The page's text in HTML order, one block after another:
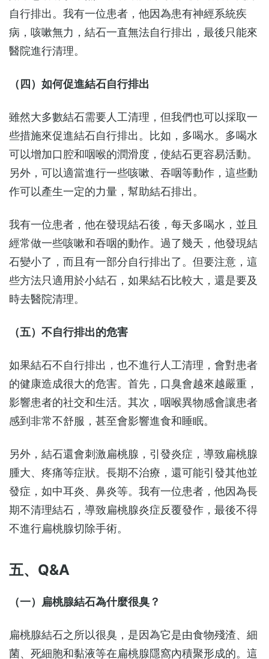
自行排出。我有一位患者，他因為患有神經系統疾
病，咳嗽無力，結石一直無法自行排出，最後只能來
醫院進行清理。
（四）如何促進結石自行排出
雖然大多數結石需要人工清理，但我們也可以採取一
些措施來促進結石自行排出。比如，多喝水。多喝水
可以增加口腔和咽喉的潤滑度，使結石更容易活動。
另外，可以適當進行一些咳嗽、吞咽等動作，這些動
作可以產生一定的力量，幫助結石排出。
我有一位患者，他在發現結石後，每天多喝水，並且
經常做一些咳嗽和吞咽的動作。過了幾天，他發現結
石變小了，而且有一部分自行排出了。但要注意，這
些方法只適用於小結石，如果結石比較大，還是要及
時去醫院清理。
（五）不自行排出的危害
如果結石不自行排出，也不進行人工清理，會對患者
的健康造成很大的危害。首先，口臭會越來越嚴重，
影響患者的社交和生活。其次，咽喉異物感會讓患者
感到非常不舒服，甚至會影響進食和睡眠。
另外，結石還會刺激扁桃腺，引發炎症，導致扁桃腺
腫大、疼痛等症狀。長期不治療，還可能引發其他並
發症，如中耳炎、鼻炎等。我有一位患者，他因為長
期不清理結石，導致扁桃腺炎症反覆發作，最後不得
不進行扁桃腺切除手術。
五、Q&A
（一）扁桃腺結石為什麼很臭？
扁桃腺結石之所以很臭，是因為它是由食物殘渣、細
菌、死細胞和黏液等在扁桃腺隱窩內積聚形成的。這